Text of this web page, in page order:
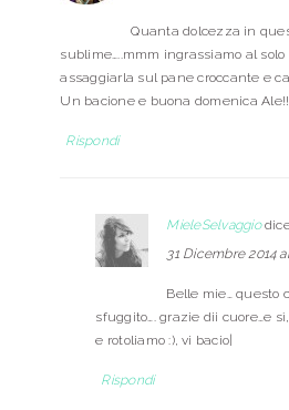
Quanta dolcezza in
sublime…..mmm ingrassiamo al solo
assaggiarla sul pane croccante e
Un bacione e buona domenica Ale!!
Rispondi
MieleSelvaggio
31 Dicembre 2014
Belle mie… questo
sfuggito…. grazie dii cuore…e
e rotoliamo :), vi bacio|
Rispondi